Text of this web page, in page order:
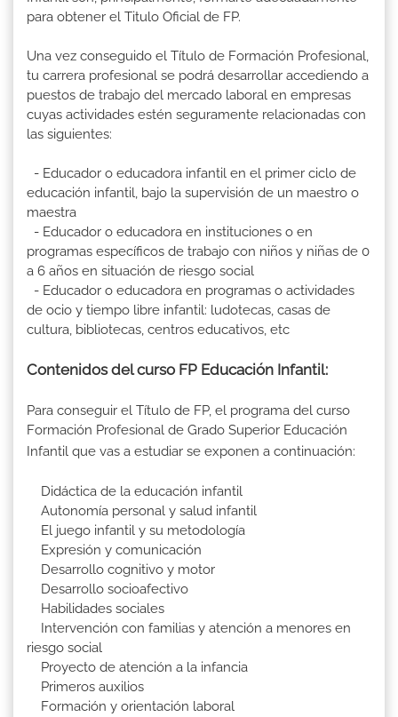
para obtener el Titulo Oficial de FP.
Una vez conseguido el Título de Formación Profesional,
tu carrera profesional se podrá desarrollar accediendo a
puestos de trabajo del mercado laboral en empresas
cuyas actividades estén seguramente relacionadas con
las siguientes:
- Educador o educadora infantil en el primer ciclo de
educación infantil, bajo la supervisión de un maestro o
maestra
- Educador o educadora en instituciones o en
programas específicos de trabajo con niños y niñas de 0
a 6 años en situación de riesgo social
- Educador o educadora en programas o actividades
de ocio y tiempo libre infantil: ludotecas, casas de
cultura, bibliotecas, centros educativos, etc
Contenidos del curso FP Educación Infantil:
Para conseguir el Título de FP, el programa del curso
Formación Profesional de Grado Superior Educación
Infantil que vas a estudiar se exponen a continuación:
Didáctica de la educación infantil
Autonomía personal y salud infantil
El juego infantil y su metodología
Expresión y comunicación
Desarrollo cognitivo y motor
Desarrollo socioafectivo
Habilidades sociales
Intervención con familias y atención a menores en
riesgo social
Proyecto de atención a la infancia
Primeros auxilios
Formación y orientación laboral